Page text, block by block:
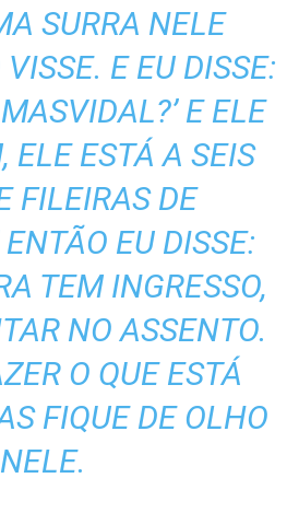
SURRA NELE
E EU DISSE:
E ELE
ELE ESTÁ A SEIS
FILEIRAS DE
EU DISSE:
TEM INGRESSO,
NO ASSENTO.
O QUE ESTÁ
FIQUE DE OLHO
NELE.